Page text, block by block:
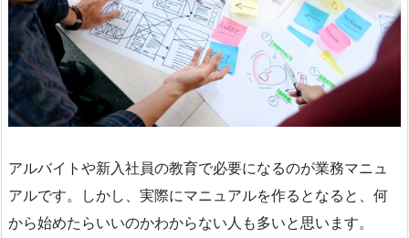
アルバイトや新入社員の教育で必要になるのが業務マニュ
アルです。しかし、実際にマニュアルを作るとなると、何
から始めたらいいのかわからない人も多いと思います。